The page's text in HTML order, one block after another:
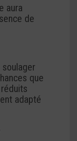
aura
de
que
adapté